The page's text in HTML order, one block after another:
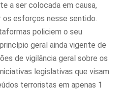
a ser colocada em causa,
os esforços nesse sentido.
policiem o seu
geral ainda vigente de
de vigilância geral sobre os
legislativas que visam
terroristas em apenas 1